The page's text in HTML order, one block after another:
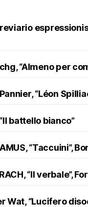
“Almeno per
“Léon
battello bianco”
“Taccuini”,
“Il verbale”,
Wat, “Lucifero